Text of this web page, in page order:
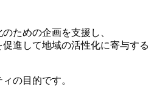
ための企画を支援し、
進して地域の活性化に寄与する
の目的です。